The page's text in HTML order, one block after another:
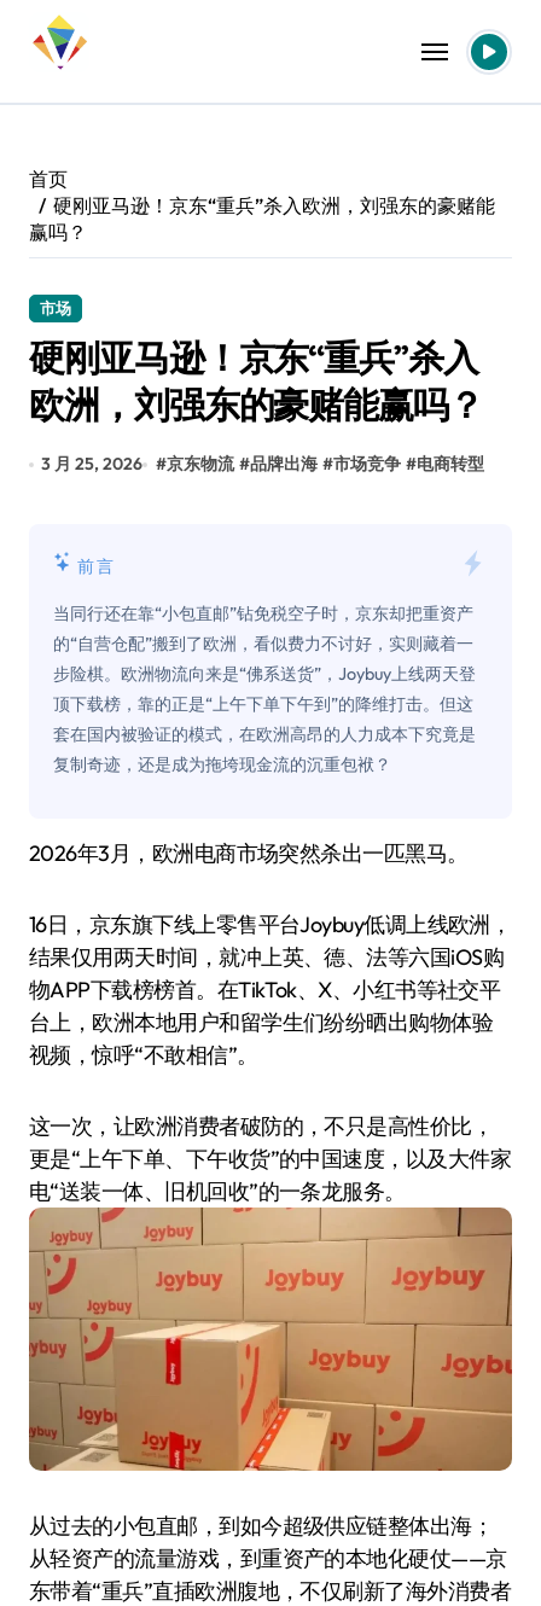
首页
硬刚亚马逊！京东“重兵”杀入欧洲，刘强东的豪赌能
赢吗？
市场
硬刚亚马逊！京东“重兵”杀入
欧洲，刘强东的豪赌能赢吗？
3 月 25, 2026 #京东物流 #品牌出海 #市场竞争 #电商转型
前言
当同行还在靠“小包直邮”钻免税空子时，京东却把重资产
的“自营仓配”搬到了欧洲，看似费力不讨好，实则藏着一
步险棋。欧洲物流向来是“佛系送货”，Joybuy上线两天登
顶下载榜，靠的正是“上午下单下午到”的降维打击。但这
套在国内被验证的模式，在欧洲高昂的人力成本下究竟是
复制奇迹，还是成为拖垮现金流的沉重包袱？
2026年3月，欧洲电商市场突然杀出一匹黑马。
16日，京东旗下线上零售平台Joybuy低调上线欧洲，
结果仅用两天时间，就冲上英、德、法等六国iOS购
物APP下载榜榜首。在TikTok、X、小红书等社交平
台上，欧洲本地用户和留学生们纷纷晒出购物体验
视频，惊呼“不敢相信”。
这一次，让欧洲消费者破防的，不只是高性价比，
更是“上午下单、下午收货”的中国速度，以及大件家
电“送装一体、旧机回收”的一条龙服务。
从过去的小包直邮，到如今超级供应链整体出海；
从轻资产的流量游戏，到重资产的本地化硬仗——京
东带着“重兵”直插欧洲腹地，不仅刷新了海外消费者